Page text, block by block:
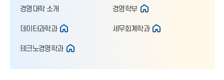
경영대학 소개 경영학부
데이터과학과 세무회계학과
테크노경영학과